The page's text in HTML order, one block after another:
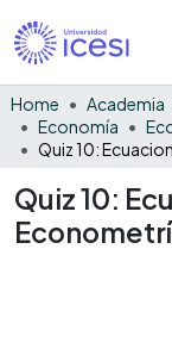
Home Academia
Economía
Quiz 10: